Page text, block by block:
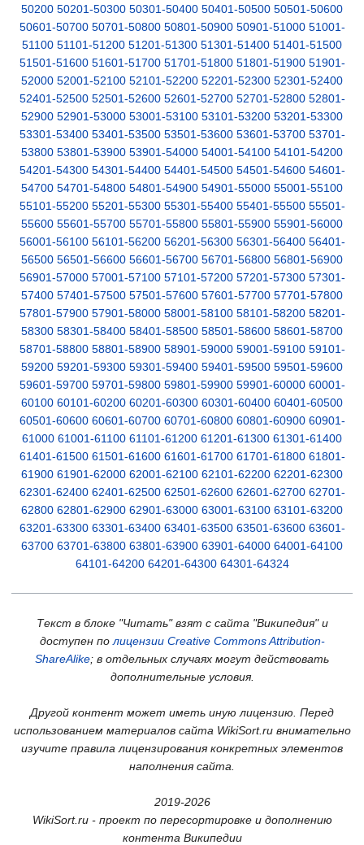
50200 50201-50300 50301-50400 50401-50500 50501-50600
50601-50700 50701-50800 50801-50900 50901-51000 51001-
51100 51101-51200 51201-51300 51301-51400 51401-51500
51501-51600 51601-51700 51701-51800 51801-51900 51901-
52000 52001-52100 52101-52200 52201-52300 52301-52400
52401-52500 52501-52600 52601-52700 52701-52800 52801-
52900 52901-53000 53001-53100 53101-53200 53201-53300
53301-53400 53401-53500 53501-53600 53601-53700 53701-
53800 53801-53900 53901-54000 54001-54100 54101-54200
54201-54300 54301-54400 54401-54500 54501-54600 54601-
54700 54701-54800 54801-54900 54901-55000 55001-55100
55101-55200 55201-55300 55301-55400 55401-55500 55501-
55600 55601-55700 55701-55800 55801-55900 55901-56000
56001-56100 56101-56200 56201-56300 56301-56400 56401-
56500 56501-56600 56601-56700 56701-56800 56801-56900
56901-57000 57001-57100 57101-57200 57201-57300 57301-
57400 57401-57500 57501-57600 57601-57700 57701-57800
57801-57900 57901-58000 58001-58100 58101-58200 58201-
58300 58301-58400 58401-58500 58501-58600 58601-58700
58701-58800 58801-58900 58901-59000 59001-59100 59101-
59200 59201-59300 59301-59400 59401-59500 59501-59600
59601-59700 59701-59800 59801-59900 59901-60000 60001-
60100 60101-60200 60201-60300 60301-60400 60401-60500
60501-60600 60601-60700 60701-60800 60801-60900 60901-
61000 61001-61100 61101-61200 61201-61300 61301-61400
61401-61500 61501-61600 61601-61700 61701-61800 61801-
61900 61901-62000 62001-62100 62101-62200 62201-62300
62301-62400 62401-62500 62501-62600 62601-62700 62701-
62800 62801-62900 62901-63000 63001-63100 63101-63200
63201-63300 63301-63400 63401-63500 63501-63600 63601-
63700 63701-63800 63801-63900 63901-64000 64001-64100
64101-64200 64201-64300 64301-64324
Текст в блоке "Читать" взят с сайта "Википедия" и
доступен по лицензии Creative Commons Attribution-
ShareAlike; в отдельных случаях могут действовать
дополнительные условия.
Другой контент может иметь иную лицензию. Перед
использованием материалов сайта WikiSort.ru внимательно
изучите правила лицензирования конкретных элементов
наполнения сайта.
2019-2026
WikiSort.ru - проект по пересортировке и дополнению
контента Википедии